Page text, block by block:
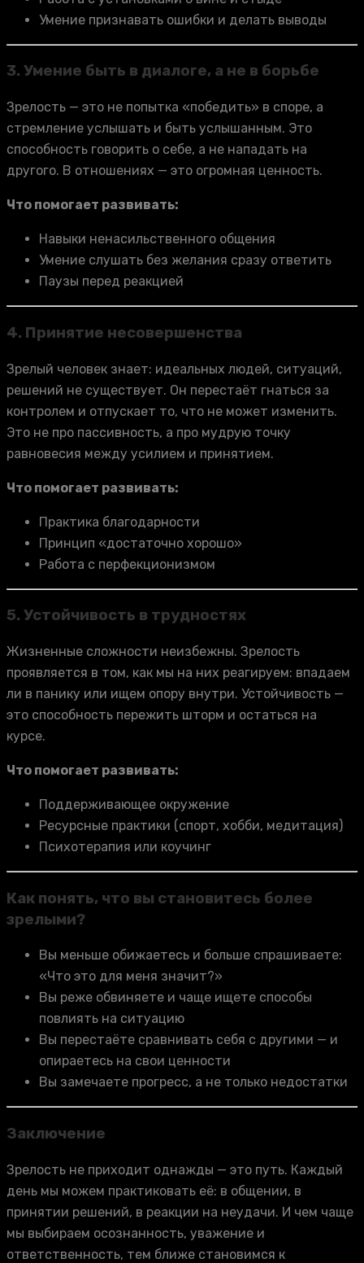
Умение признавать ошибки и делать выводы
3. Умение быть в диалоге, а не в борьбе
Зрелость — это не попытка «победить» в споре, а
стремление услышать и быть услышанным. Это
способность говорить о себе, а не нападать на
другого. В отношениях — это огромная ценность.
Что помогает развивать:
Навыки ненасильственного общения
Умение слушать без желания сразу ответить
Паузы перед реакцией
4. Принятие несовершенства
Зрелый человек знает: идеальных людей, ситуаций,
решений не существует. Он перестаёт гнаться за
контролем и отпускает то, что не может изменить.
Это не про пассивность, а про мудрую точку
равновесия между усилием и принятием.
Что помогает развивать:
Практика благодарности
Принцип «достаточно хорошо»
Работа с перфекционизмом
5. Устойчивость в трудностях
Жизненные сложности неизбежны. Зрелость
проявляется в том, как мы на них реагируем: впадаем
ли в панику или ищем опору внутри. Устойчивость —
это способность пережить шторм и остаться на
курсе.
Что помогает развивать:
Поддерживающее окружение
Ресурсные практики (спорт, хобби, медитация)
Психотерапия или коучинг
Как понять, что вы становитесь более
зрелыми?
Вы меньше обижаетесь и больше спрашиваете:
«Что это для меня значит?»
Вы реже обвиняете и чаще ищете способы
повлиять на ситуацию
Вы перестаёте сравнивать себя с другими — и
опираетесь на свои ценности
Вы замечаете прогресс, а не только недостатки
Заключение
Зрелость не приходит однажды — это путь. Каждый
день мы можем практиковать её: в общении, в
принятии решений, в реакции на неудачи. И чем чаще
мы выбираем осознанность, уважение и
ответственность, тем ближе становимся к